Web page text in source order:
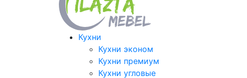
Кухни
Кухни эконом
Кухни премиум
Кухни угловые